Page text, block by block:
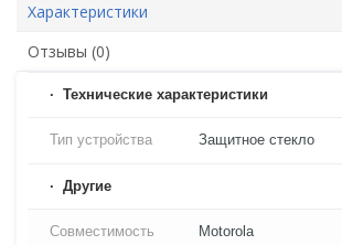
Характеристики
Отзывы (0)
Технические характеристики
Тип устройства Защитное стекло
Другие
Совместимость Motorola